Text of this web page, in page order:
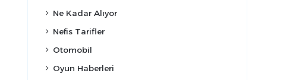
Ne Kadar Alıyor
Nefis Tarifler
Otomobil
Oyun Haberleri